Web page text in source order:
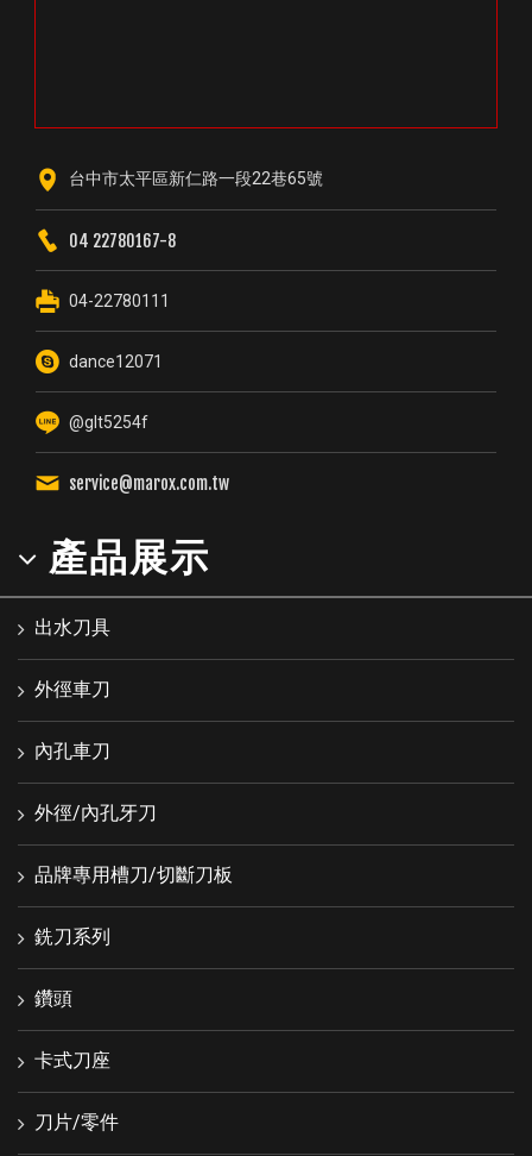
台中市太平區新仁路一段22巷65號
04 22780167-8
04-22780111
dance12071
@glt5254f
service@marox.com.tw
產品展示
出水刀具
外徑車刀
內孔車刀
外徑/內孔牙刀
品牌專用槽刀/切斷刀板
銑刀系列
鑽頭
卡式刀座
刀片/零件